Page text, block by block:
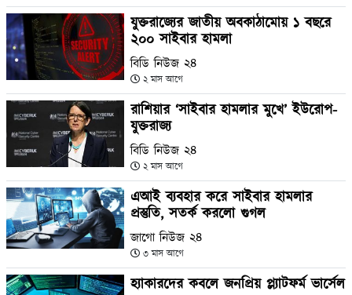
যুক্তরাজ্যের জাতীয় অবকাঠামোয় ১ বছরে
২০০ সাইবার হামলা
বিডি নিউজ ২৪
২ মাস আগে
রাশিয়ার ‘সাইবার হামলার মুখে’ ইউরোপ-
যুক্তরাজ্য
বিডি নিউজ ২৪
২ মাস আগে
এআই ব্যবহার করে সাইবার হামলার
প্রস্তুতি, সতর্ক করলো গুগল
জাগো নিউজ ২৪
৩ মাস আগে
হ্যাকারদের কবলে জনপ্রিয় প্ল্যাটফর্ম ভার্সেল